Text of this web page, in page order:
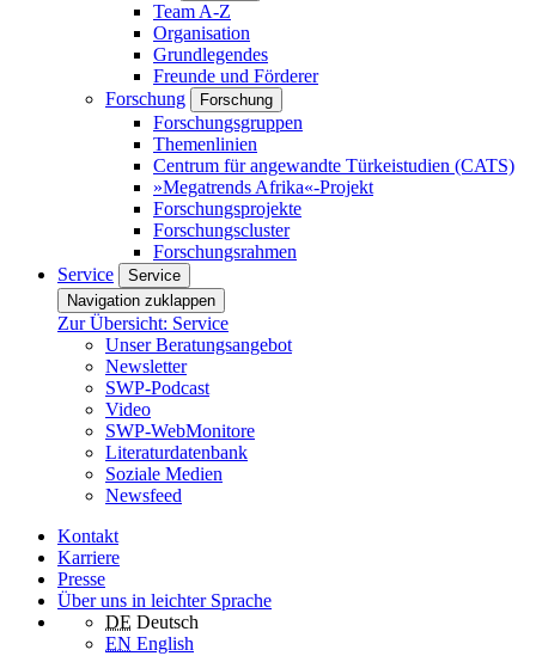
Team A-Z
Organisation
Grundlegendes
Freunde und Förderer
Forschung
Forschung
Forschungsgruppen
Themenlinien
Centrum für angewandte Türkeistudien (CATS)
»Megatrends Afrika«-Projekt
Forschungsprojekte
Forschungscluster
Forschungsrahmen
Service
Service
Navigation zuklappen
Zur Übersicht: Service
Unser Beratungsangebot
Newsletter
SWP-Podcast
Video
SWP-WebMonitore
Literaturdatenbank
Soziale Medien
Newsfeed
Kontakt
Karriere
Presse
Über uns in leichter Sprache
DE Deutsch
EN English